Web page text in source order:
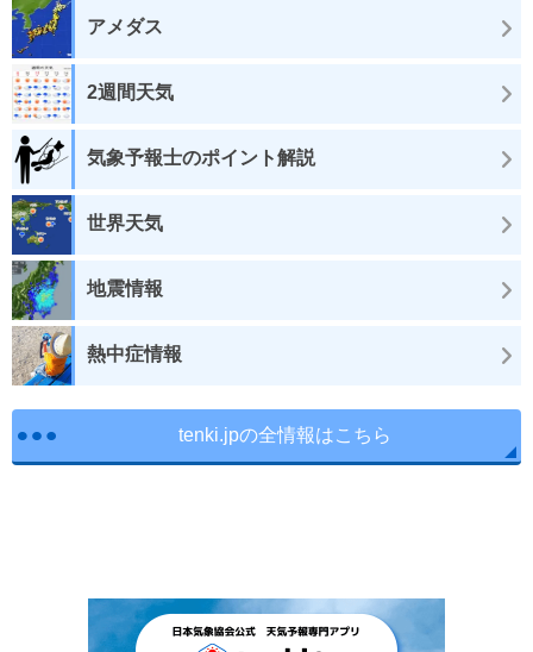
アメダス
2週間天気
気象予報士のポイント解説
世界天気
地震情報
熱中症情報
tenki.jpの全情報はこちら